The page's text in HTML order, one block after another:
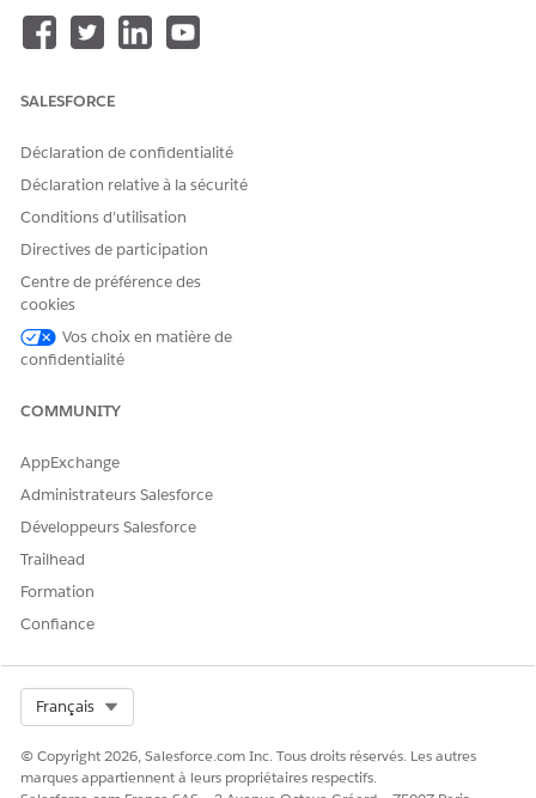
AUTORISATIONS UTILISATEUR REQUISES
Études de recherche.
Ouvrez l'étude de recherche que vous souhaitez mettre à
jour.
sélectionnezMettre à jour
Mettez à jour les détails dans les fenêtres Informations de
base, Informations d'inscription et Admissibilité des
participants.
Si nécessaire, sélectionnez un nouveau questionnaire de
Cliquez sur
Dites-nous ce que nous pouvons améliorer !
SALESFORCE
Déclaration de confidentialité
Déclaration relative à la sécurité
Conditions d’utilisation
Directives de participation
Centre de préférence des
cookies
Vos choix en matière de
confidentialité
COMMUNITY
AppExchange
Administrateurs Salesforce
Développeurs Salesforce
Trailhead
Formation
Confiance
Français
© Copyright 2026, Salesforce.com Inc. Tous droits réservés. Les autres
marques appartiennent à leurs propriétaires respectifs.